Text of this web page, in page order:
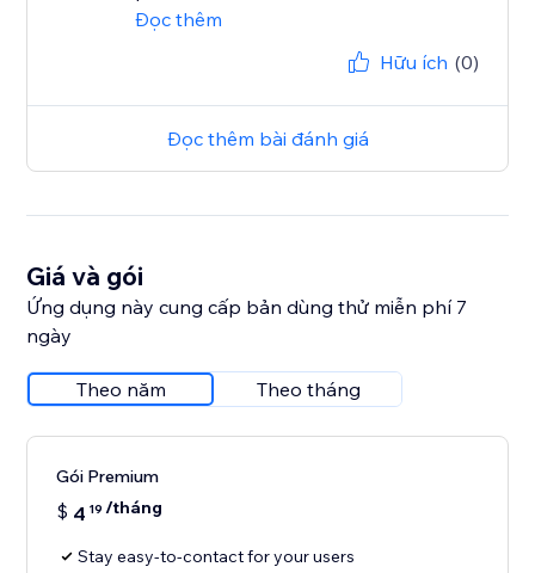
Đọc thêm
Hữu ích (0)
Đọc thêm bài đánh giá
Giá và gói
Ứng dụng này cung cấp bản dùng thử miễn phí 7
ngày
Theo năm Theo tháng
Gói Premium
$ 4 19 /tháng
Stay easy-to-contact for your users